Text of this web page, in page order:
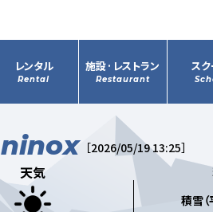
レンタル
Rental
施設·レストラン
Restaurant
ス
ninox ［2026/05/19 13:25］
天気
積雪（